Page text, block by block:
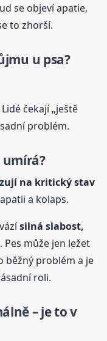
se objeví apatie,
to zhorší.
u psa?
čekají „ještě
problém.
umírá?
na kritický stav
a kolaps.
silná slabost,
. Pes může jen ležet
běžný problém a je
roli.
– je to v